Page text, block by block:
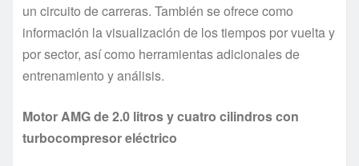
un circuito de carreras. También se ofrece como
información la visualización de los tiempos por vuelta y
por sector, así como herramientas adicionales de
entrenamiento y análisis.
Motor AMG de 2.0 litros y cuatro cilindros con
turbocompresor eléctrico